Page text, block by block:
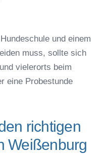
und einem
muss, sollte sich
vielerorts beim
eine Probestunde
richtigen
Weißenburg